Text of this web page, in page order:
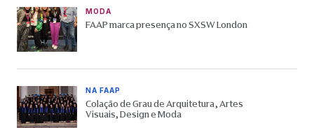
MODA
FAAP marca presença no SXSW London
NA FAAP
Colação de Grau de Arquitetura, Artes
Visuais, Design e Moda